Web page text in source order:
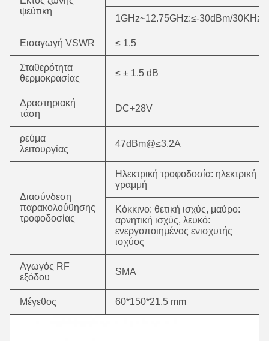
ψεύτικη
1GHz~12.75GHz:≤-30dBm/30KHz
Εισαγωγή VSWR ≤ 1.5
Σταθερότητα
θερμοκρασίας
≤ ± 1,5 dB
Δραστηριακή
τάση
DC+28V
ρεύμα
λειτουργίας
47dBm@≤3.2A
Διασύνδεση
παρακολούθησης
τροφοδοσίας
Ηλεκτρική τροφοδοσία: ηλεκτρική
γραμμή
Κόκκινο: θετική ισχύς, μαύρο:
αρνητική ισχύς, λευκό:
ενεργοποιημένος ενισχυτής
ισχύος
Αγωγός RF
εξόδου
SMA
Μέγεθος 60*150*21,5 mm